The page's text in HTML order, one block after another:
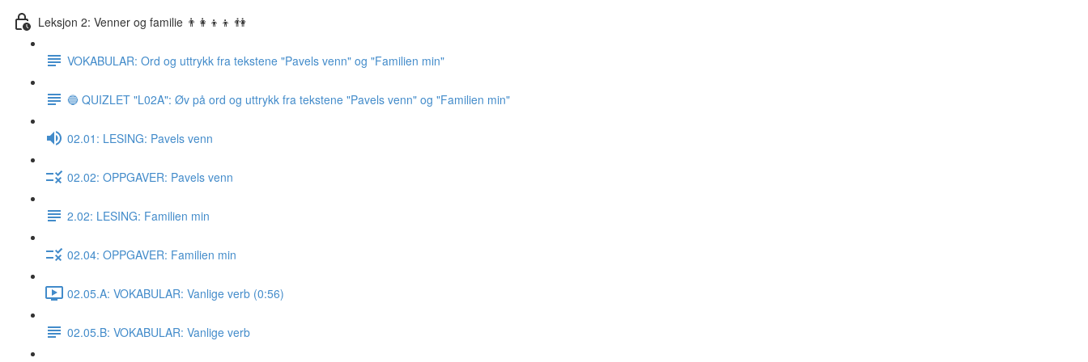
Leksjon 2: Venner og familie 👨‍👩‍👦‍👦 👫
VOKABULAR: Ord og uttrykk fra tekstene "Pavels venn" og "Familien min"
🔵 QUIZLET "L02A": Øv på ord og uttrykk fra tekstene "Pavels venn" og "Familien min"
02.01: LESING: Pavels venn
02.02: OPPGAVER: Pavels venn
2.02: LESING: Familien min
02.04: OPPGAVER: Familien min
02.05.A: VOKABULAR: Vanlige verb (0:56)
02.05.B: VOKABULAR: Vanlige verb